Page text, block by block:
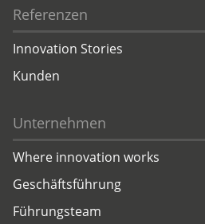
Referenzen
Innovation Stories
Kunden
Unternehmen
Where innovation works
Geschäftsführung
Führungsteam